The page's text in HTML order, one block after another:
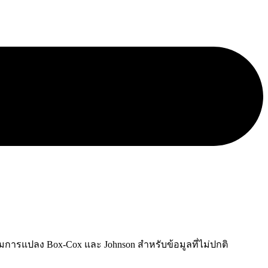
มการแปลง Box-Cox และ Johnson สำหรับข้อมูลที่ไม่ปกติ